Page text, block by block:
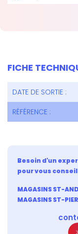
FICHE
DATE DE SORTIE :
RÉFÉRENCE :
Besoin d'un
pour vous
MAGASINS ST-
MAGASINS ST-